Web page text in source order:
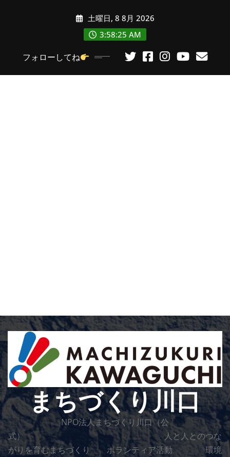
に
土曜日, 8 8月 2026
3:58:26 AM
フォローしてね
まちづくり川口
NPO法人まちづくり川口（公
式） 人と人とのつな
がりを育むまちづくり ボランティア活動 環境